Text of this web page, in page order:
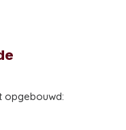
opgebouwd: